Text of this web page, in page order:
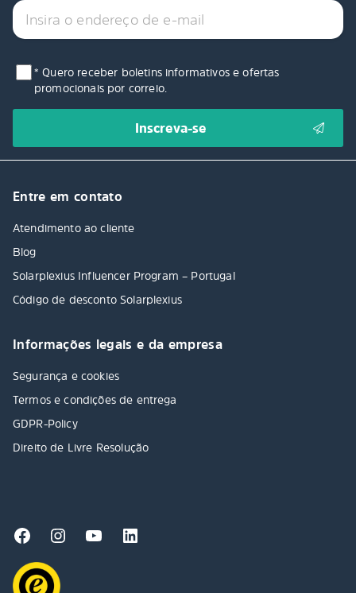
* Quero receber boletins informativos e ofertas
promocionais por correio.
Entre em contato
Atendimento ao cliente
Blog
Solarplexius Influencer Program – Portugal
Código de desconto Solarplexius
Informações legais e da empresa
Segurança e cookies
Termos e condições de entrega
GDPR-Policy
Direito de Livre Resolução